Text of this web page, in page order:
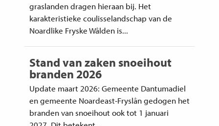
graslanden dragen hieraan bij. Het
karakteristieke coulisselandschap van de
Noardlike Fryske Wâlden is...
Stand van zaken snoeihout
branden 2026
Update maart 2026: Gemeente Dantumadiel
en gemeente Noardeast-Fryslân gedogen het
branden van snoeihout ook tot 1 januari